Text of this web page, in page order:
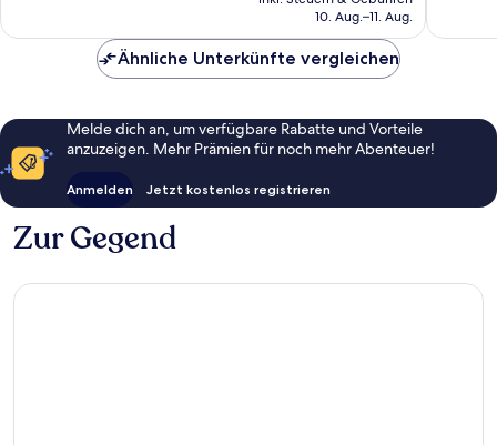
beträgt
10. Aug.–11. Aug.
Ähnliche Unterkünfte vergleichen
Melde dich an, um verfügbare Rabatte und Vorteile
anzuzeigen. Mehr Prämien für noch mehr Abenteuer!
Anmelden Jetzt kostenlos registrieren
Zur Gegend